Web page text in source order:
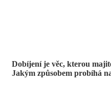
Dobíjení je věc, kterou
Jakým způsobem probíhá